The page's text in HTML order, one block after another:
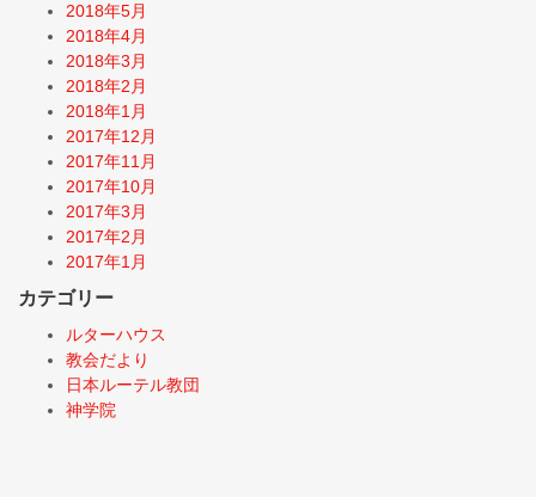
2018年5月
2018年4月
2018年3月
2018年2月
2018年1月
2017年12月
2017年11月
2017年10月
2017年3月
2017年2月
2017年1月
カテゴリー
ルターハウス
教会だより
日本ルーテル教団
神学院